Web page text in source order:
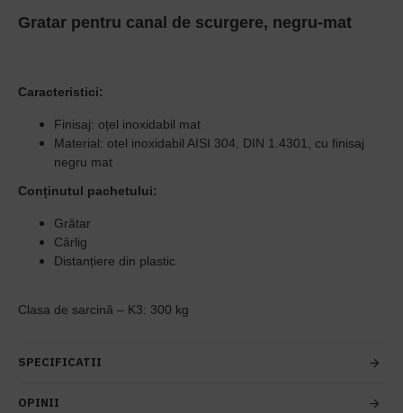
Gratar pentru canal de scurgere, negru-mat
Caracteristici:
Finisaj: oțel inoxidabil mat
Material: otel inoxidabil AISI 304, DIN 1.4301, cu finisaj
negru mat
Conținutul pachetului:
Grătar
Cârlig
Distanțiere din plastic
Clasa de sarcină – K3: 300 kg
SPECIFICATII
OPINII